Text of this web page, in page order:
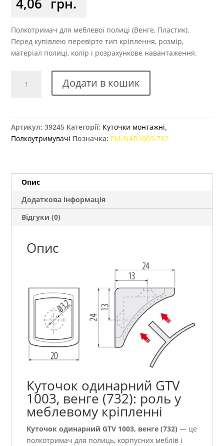
Полкотримач для меблевої полиці (Венге, Пластик).
Перед купівлею перевірте тип кріплення, розмір,
матеріал полиці, колір і розрахункове навантаження.
одинарний
(732)
кількість
Додати в кошик
Артикул:39245 Категорії: Куточки монтажні
Полкоутримувачі Позначка: PM-NAR1003-732
Опис
Додаткова інформація
Відгуки (0)
Опис
Куточок одинарний GTV
1003, венге (732): роль у
меблевому кріпленні
Куточок одинарний GTV 1003, венге (732) — це
полкотримач для полиць, корпусних меблів і